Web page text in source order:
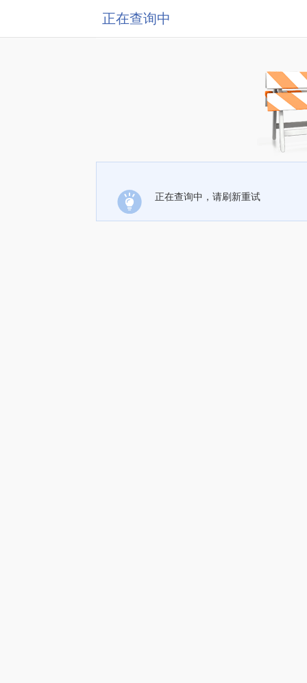
正在查询中
正在查询中，请刷新重试